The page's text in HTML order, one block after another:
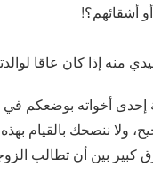
أشقائهم؟!
منه إذا كان عاقا
أخواته بوضعكم في
ولا ننصحك بالقيام
كبير بين أن تطالب